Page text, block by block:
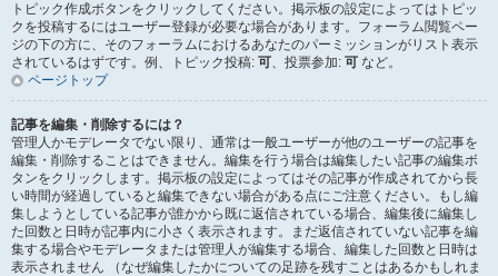
トピック作成ボタンをクリックしてください。掲示板の設定によってはトピッ
クを投稿するにはユーザー登録が必要な場合があります。フォーラム閲覧ペー
ジの下の方に、そのフォーラムにおけるあなたのパーミッションがリスト表示
されているはずです。例、トピック投稿: 可、投票参加: 可 など。
ページトップ
記事を編集・削除するには？
管理人かモデレータでない限り、通常は一般ユーザーが他のユーザーの記事を
編集・削除することはできません。編集を行う場合は編集したい記事の編集ボ
タンをクリックします。掲示板の設定によってはその記事が作成されてから長
い時間が経過していると編集できない場合がある点にご注意ください。もし編
集しようとしている記事が誰かから既に返信されている場合、編集後に編集し
た回数と日時が記事内に小さく表示されます。まだ返信されていない記事を編
集する場合やモデレータまたは管理人が編集する場合、編集した回数と日時は
表示されません （なぜ編集したかについての足跡を残すことはあるかもしれま